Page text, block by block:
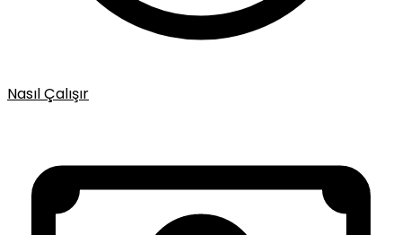
Nasıl Çalışır